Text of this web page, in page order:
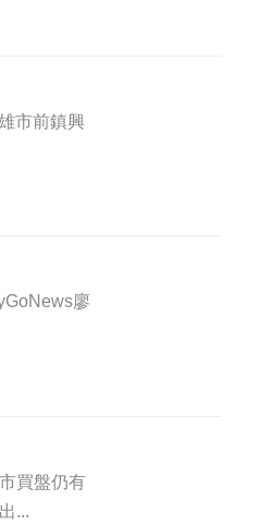
市前鎮興
廖
買盤仍有
...